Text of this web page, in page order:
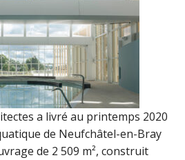
a livré au printemps 2020
de Neufchâtel-en-Bray
de 2 509 m², construit